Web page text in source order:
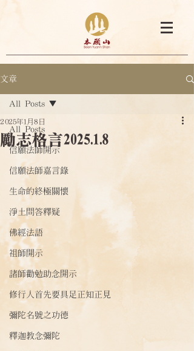
文章
All Posts
信願法師開示
信願法師嘉言錄
生命的終極關懷
淨土問答釋疑
佛經法語
祖師開示
諸師勸勉助念開示
修行人首先要具足正知正見
彌陀名號之功德
釋迦教念彌陀
All Posts
勵志格言2025.1.8
2025年1月8日